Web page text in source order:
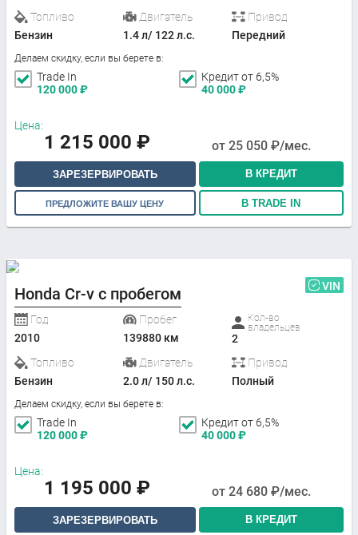
Топливо
Бензин
Двигатель
1.4 л/ 122 л.с.
Привод
Передний
Делаем скидку, если вы берете в:
Trade In
120 000₽
Кредит от 6,5%
40 000₽
Цена:
1 215 000 ₽ от 25 050 ₽/мес.
ЗАРЕЗЕРВИРОВАТЬ В КРЕДИТ
ПРЕДЛОЖИТЕ ВАШУ ЦЕНУ В TRADE IN
Honda Cr-v с пробегом VIN
Год
2010
Пробег
139880 км
Кол-во
владельцев
2
Топливо
Бензин
Двигатель
2.0 л/ 150 л.с.
Привод
Полный
Делаем скидку, если вы берете в:
Trade In
120 000₽
Кредит от 6,5%
40 000₽
Цена:
1 195 000 ₽ от 24 680 ₽/мес.
ЗАРЕЗЕРВИРОВАТЬ В КРЕДИТ